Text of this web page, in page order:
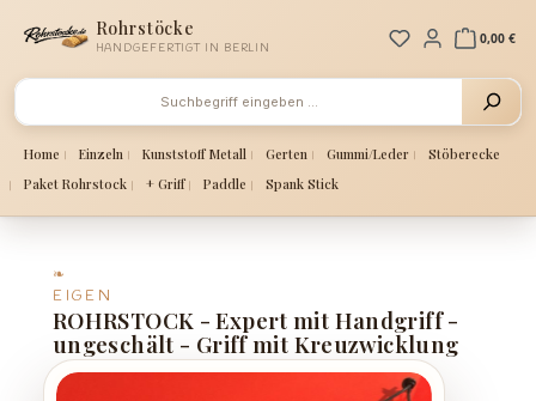
Zum Hauptinhalt springen
Rohrstöcke
HANDGEFERTIGT IN BERLIN
Home Einzeln Kunststoff Metall Gerten Gummi/Leder
Stöberecke
Paket Rohrstock
+ Griff Paddle Spank Stick
Du hast 00,00 €
ROHRSTOCK - Expert mit Handgriff -
ungeschält - Griff mit Kreuzwicklung
EIGEN
Bildergalerie überspringen